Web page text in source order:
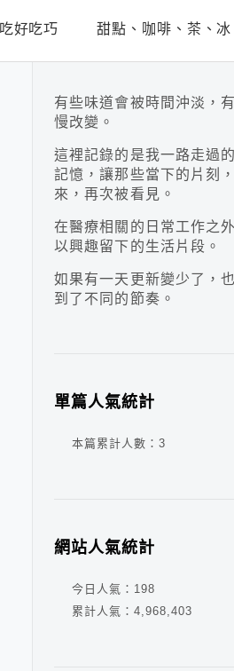
吃好吃巧 甜點、咖啡、茶、
有些味道會被時間沖淡，
慢改變。
這裡記錄的是我一路走過
記憶，讓那些當下的片刻
來，再次被看見。
在醫療相關的日常工作之
以興趣留下的生活片段。
如果有一天更新變少了，
到了不同的節奏。
單篇人氣統計
本篇累計人數： 3
網站人氣統計
今日人氣： 198
累計人氣： 4,968,403